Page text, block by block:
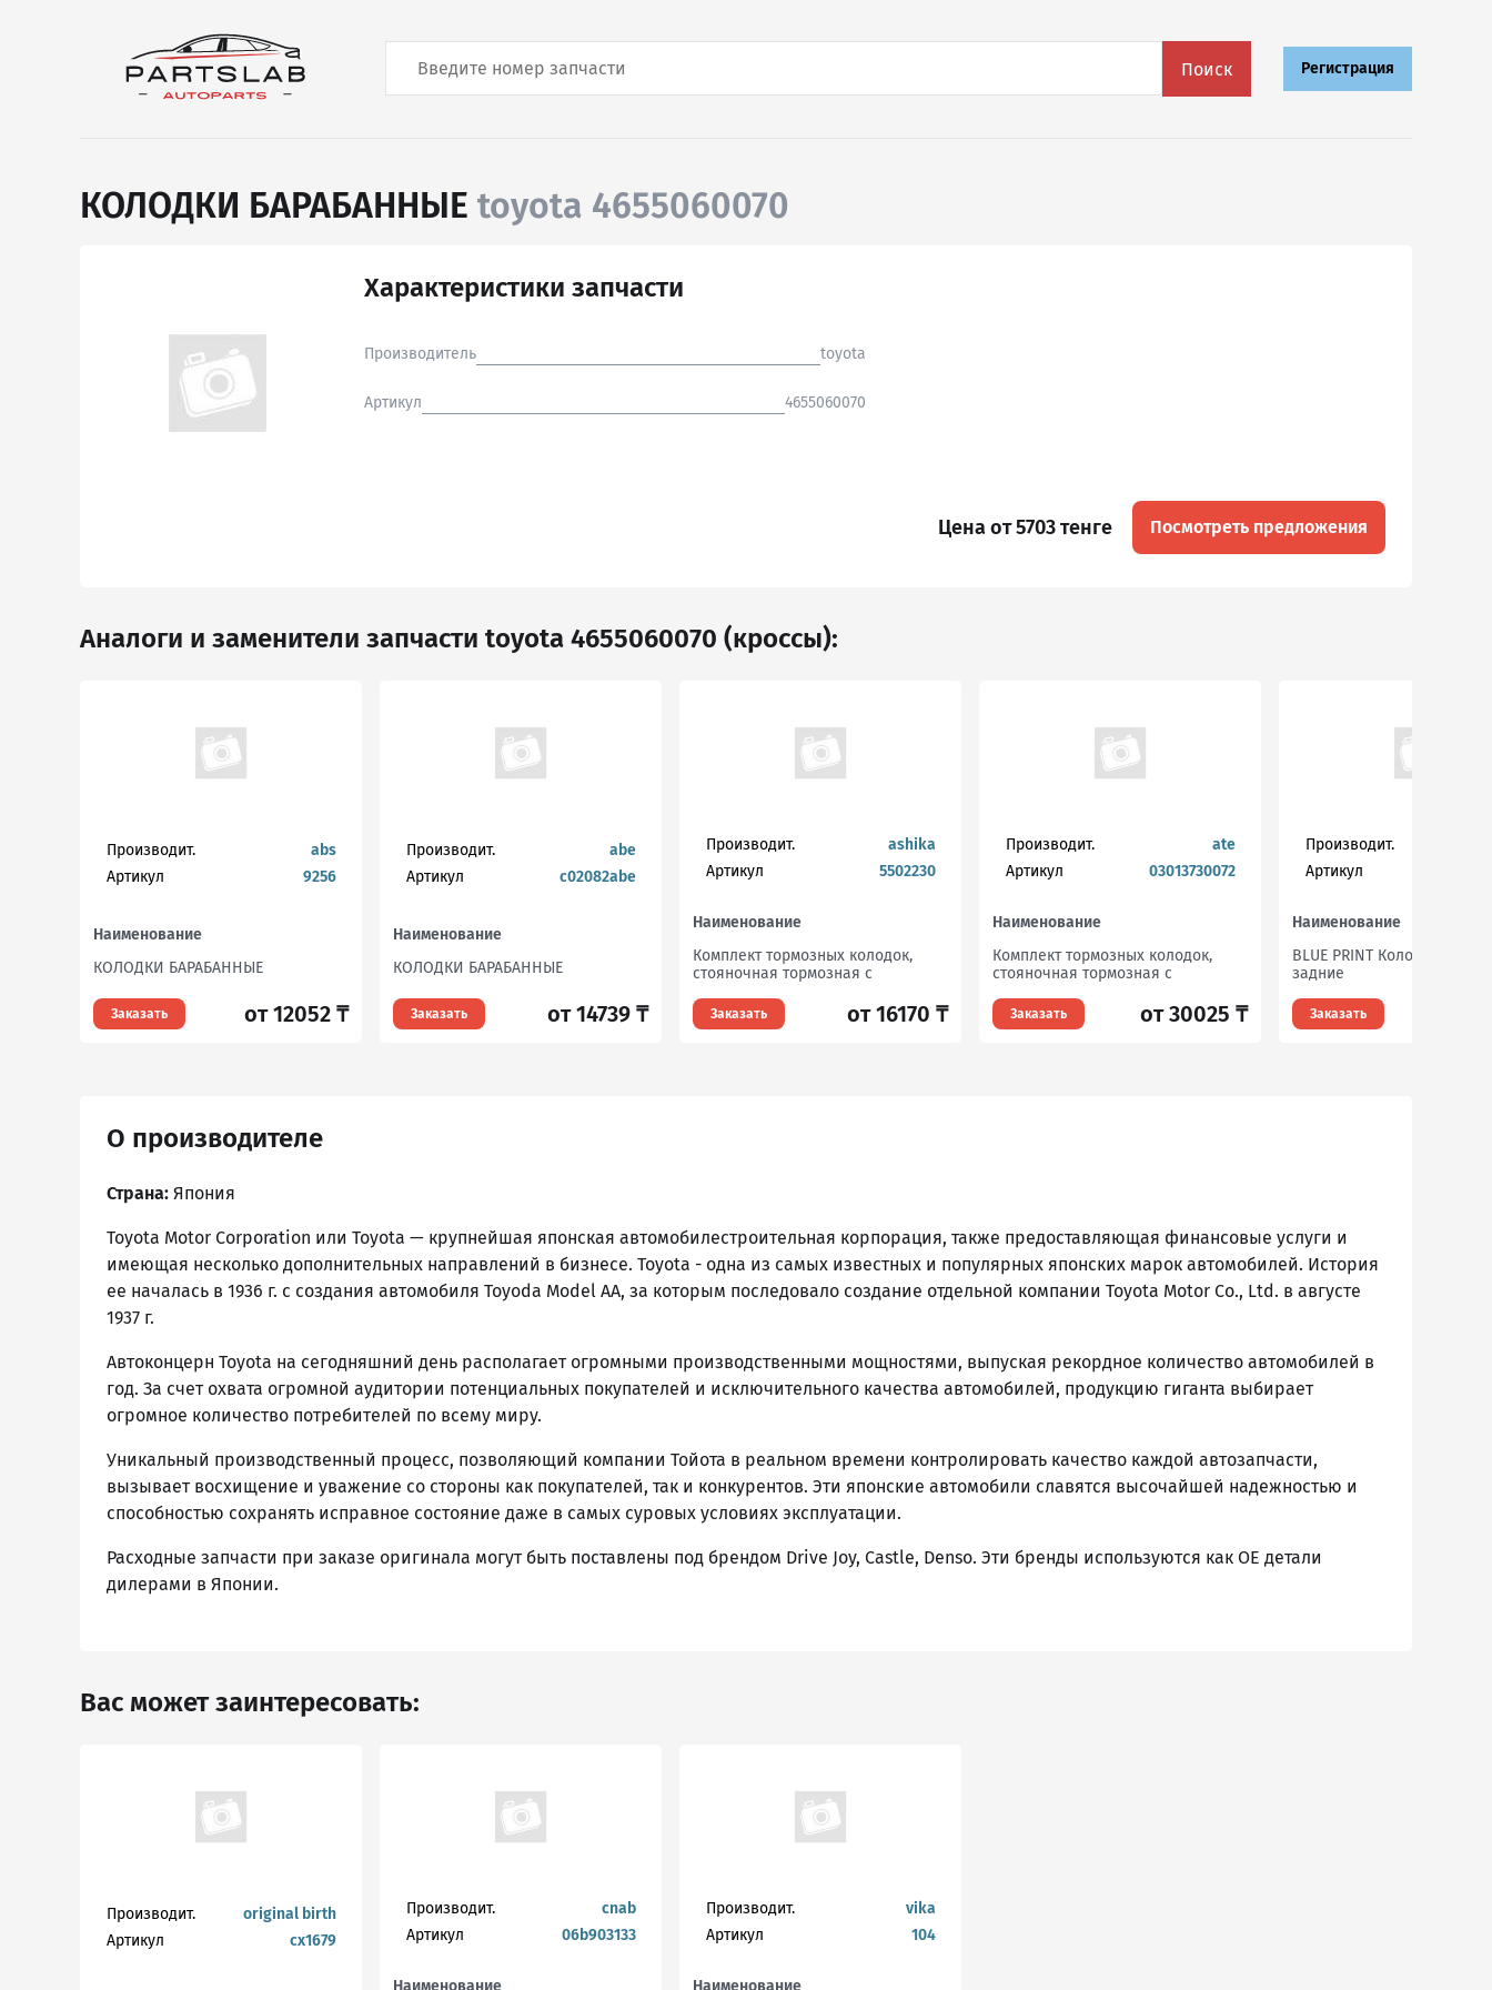
Поиск Регистрация
КОЛОДКИ БАРАБАННЫЕ toyota 4655060070
Характеристики запчасти
Производитель toyota
Артикул 4655060070
Цена от 5703 тенге Посмотреть предложения
Аналоги и заменители запчасти toyota 4655060070 (кроссы):
Производит.
abs
Артикул
9256
Наименование
КОЛОДКИ БАРАБАННЫЕ
Заказать от 12052 ₸
Производит.
abe
Артикул
c02082abe
Наименование
КОЛОДКИ БАРАБАННЫЕ
Заказать от 14739 ₸
Производит.
ashika
Артикул
5502230
Наименование
Комплект тормозных колодок,
стояночная тормозная с
Заказать от 16170 ₸
Производит.
ate
Артикул
03013730072
Наименование
Комплект тормозных колодок,
стояночная тормозная с
Заказать от 30025 ₸
Производит.
Артикул
Наименование
BLUE PRINT Колодки
задние
Заказать
О производителе
Страна: Япония
Toyota Motor Corporation или Toyota — крупнейшая японская автомобилестроительная корпорация, также предоставляющая финансовые услуги и
имеющая несколько дополнительных направлений в бизнесе. Toyota - одна из самых известных и популярных японских марок автомобилей. История
ее началась в 1936 г. с создания автомобиля Toyoda Model AA, за которым последовало создание отдельной компании Toyota Motor Co., Ltd. в августе
1937 г.
Автоконцерн Toyota на сегодняшний день располагает огромными производственными мощностями, выпуская рекордное количество автомобилей в
год. За счет охвата огромной аудитории потенциальных покупателей и исключительного качества автомобилей, продукцию гиганта выбирает
огромное количество потребителей по всему миру.
Уникальный производственный процесс, позволяющий компании Тойота в реальном времени контролировать качество каждой автозапчасти,
вызывает восхищение и уважение со стороны как покупателей, так и конкурентов. Эти японские автомобили славятся высочайшей надежностью и
способностью сохранять исправное состояние даже в самых суровых условиях эксплуатации.
Расходные запчасти при заказе оригинала могут быть поставлены под брендом Drive Joy, Castle, Denso. Эти бренды используются как ОЕ детали
дилерами в Японии.
Вас может заинтересовать:
Производит.
original birth
Артикул
cx1679
Производит.
cnab
Артикул
06b903133
Наименование
Производит.
vika
Артикул
104
Наименование